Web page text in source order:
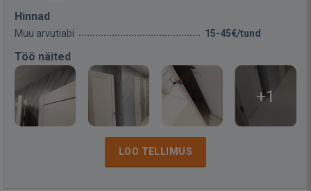
Hinnad
Muu arvutiabi 15-45€/tund
Töö näited
+1
LOO TELLIMUS